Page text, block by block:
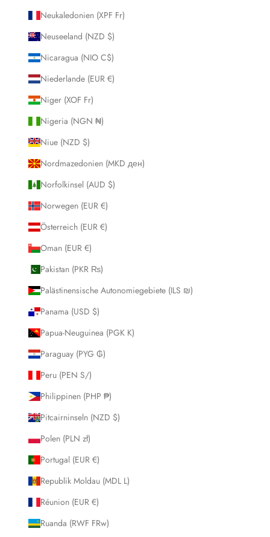
Neukaledonien (XPF Fr)
Neuseeland (NZD $)
Nicaragua (NIO C$)
Niederlande (EUR €)
Niger (XOF Fr)
Nigeria (NGN ₦)
Niue (NZD $)
Nordmazedonien (MKD ден)
Norfolkinsel (AUD $)
Norwegen (EUR €)
Österreich (EUR €)
Oman (EUR €)
Pakistan (PKR ₨)
Palästinensische Autonomiegebiete (ILS ₪)
Panama (USD $)
Papua-Neuguinea (PGK K)
Paraguay (PYG ₲)
Peru (PEN S/)
Philippinen (PHP ₱)
Pitcairninseln (NZD $)
Polen (PLN zł)
Portugal (EUR €)
Republik Moldau (MDL L)
Réunion (EUR €)
Ruanda (RWF FRw)